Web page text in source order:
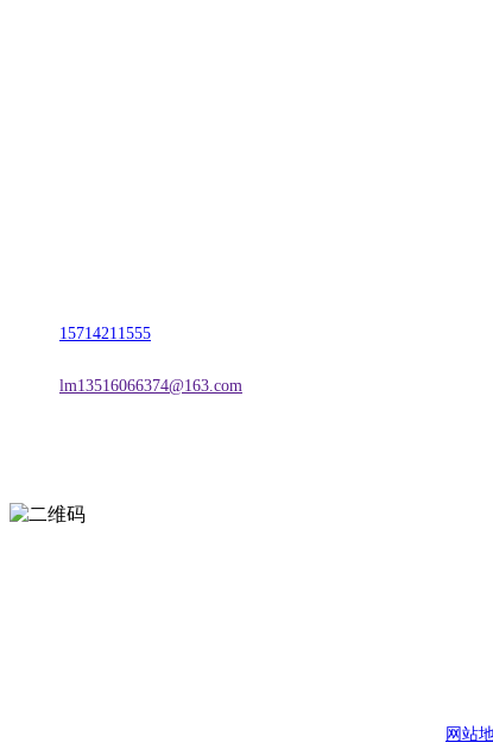
15714211555
lm13516066374@163.com
网站